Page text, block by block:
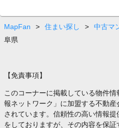
MapFan > 住まい探し > 中古マ
阜県
【免責事項】
このコーナーに掲載している物件
報ネットワーク」に加盟する不動
されています。信頼性の高い情報
をしておりますが、その内容を保